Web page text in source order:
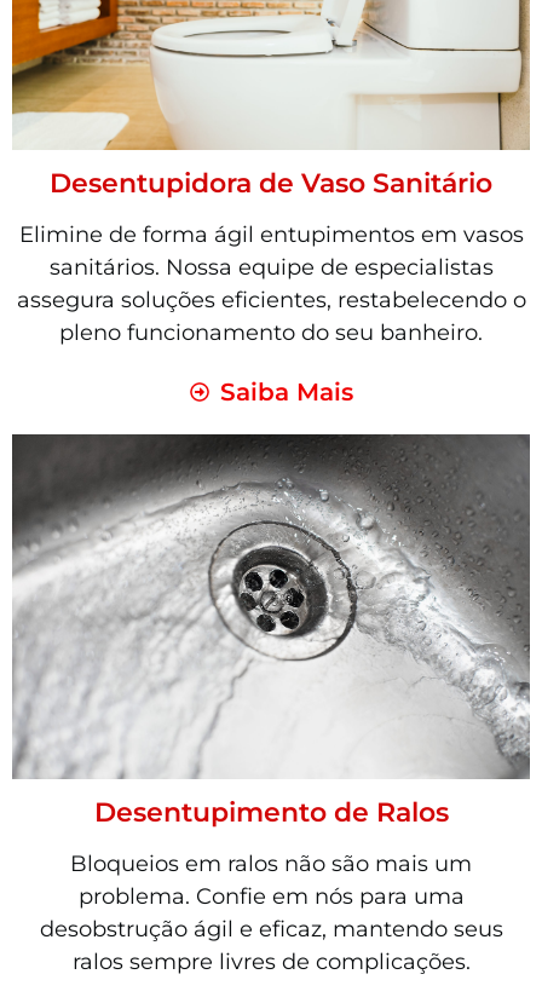
Desentupidora de Vaso Sanitário
Elimine de forma ágil entupimentos em vasos
sanitários. Nossa equipe de especialistas
assegura soluções eficientes, restabelecendo o
pleno funcionamento do seu banheiro.
Saiba Mais
Desentupimento de Ralos
Bloqueios em ralos não são mais um
problema. Confie em nós para uma
desobstrução ágil e eficaz, mantendo seus
ralos sempre livres de complicações.